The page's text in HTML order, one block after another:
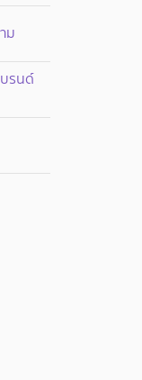
ม
รนด์